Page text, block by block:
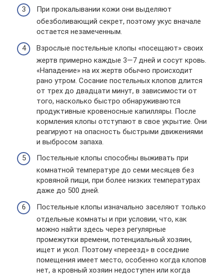
При прокалывании кожи они выделяют
обезболивающий секрет, поэтому укус вначале
остается незамеченным.
Взрослые постельные клопы «посещают» своих
жертв примерно каждые 3—7 дней и сосут кровь.
«Нападение» на их жертв обычно происходит
рано утром. Сосание постельных клопов длится
от трех до двадцати минут, в зависимости от
того, насколько быстро обнаруживаются
продуктивные кровеносные капилляры. После
кормления клопы отступают в свое укрытие. Они
реагируют на опасность быстрыми движениями
и выбросом запаха.
Постельные клопы способны выживать при
комнатной температуре до семи месяцев без
кровяной пищи, при более низких температурах
даже до 500 дней.
Постельные клопы изначально заселяют только
отдельные комнаты и при условии, что, как
можно найти здесь через регулярные
промежутки времени, потенциальный хозяин,
ищет и укол. Поэтому «переезд» в соседние
помещения имеет место, особенно когда клопов
нет, а кровный хозяин недоступен или когда